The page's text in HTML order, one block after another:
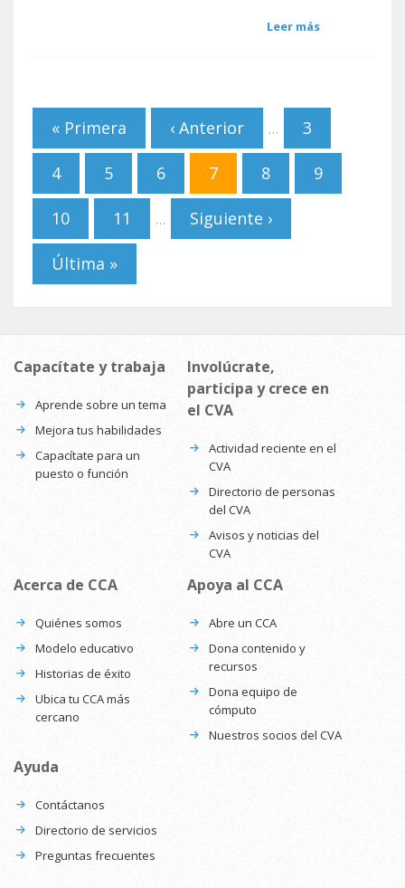
Leer más
Páginas
« Primera ‹ Anterior … 3
4 5 6 7 8 9
10 11 … Siguiente ›
Última »
Capacítate y trabaja
Aprende sobre un tema
Mejora tus habilidades
Capacítate para un
puesto o función
Involúcrate,
participa y crece en
el CVA
Actividad reciente en el
CVA
Directorio de personas
del CVA
Avisos y noticias del
CVA
Acerca de CCA
Quiénes somos
Modelo educativo
Historias de éxito
Ubica tu CCA más
cercano
Apoya al CCA
Abre un CCA
Dona contenido y
recursos
Dona equipo de
cómputo
Nuestros socios del CVA
Ayuda
Contáctanos
Directorio de servicios
Preguntas frecuentes